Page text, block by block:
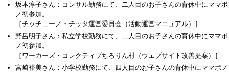
坂本淳子さん：コンサル勤務にて、二人目のお子さんの育休中にママボ
ノ初参加。
［チッチェーノ・チッタ運営委員会（活動運営マニュアル）］
野呂明子さん：私立学校勤務にて、二人目のお子さんの育休中にママボ
ノ初参加。
［ワーカーズ・コレクティブちろりん村（ウェブサイト改善提案）］
宮崎裕美さん：小学校勤務にて、四人目のお子さんの育休中にママボノ